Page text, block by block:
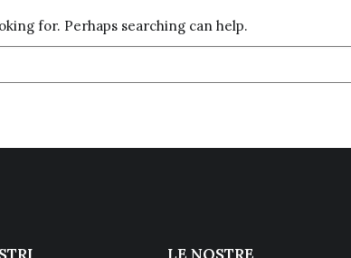
for. Perhaps searching can help.